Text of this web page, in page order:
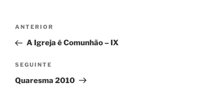
Navegação
artigos
Conteúdo
anterior
ANTERIOR
A Igreja é Comunhão – IX
Conteúdo
seguinte
SEGUINTE
Quaresma 2010